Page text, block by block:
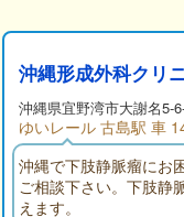
沖縄形成外科クリ
沖縄県宜野湾市大謝名5-
ゆいレール 古島駅 車
沖縄で下肢静脈瘤にお
ご相談下さい。下肢静
えます。